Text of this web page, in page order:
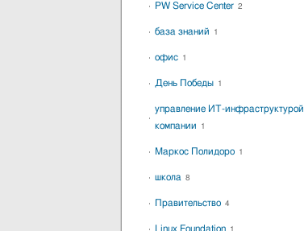
PW Service Center 2
база знаний 1
офис 1
День Победы 1
управление ИТ-инфраструктурой
компании
1
Маркос Полидоро 1
школа 8
Правительство 4
Linux Foundation 1